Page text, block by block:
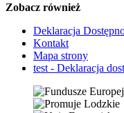
Zobacz również
Deklaracja
Kontakt
Mapa strony
test - Deklaracja